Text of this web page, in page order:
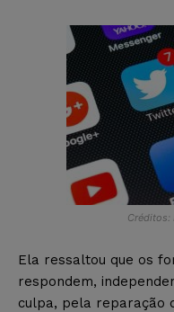
Créditos:
Ela ressaltou que os
respondem,
culpa, pela reparação